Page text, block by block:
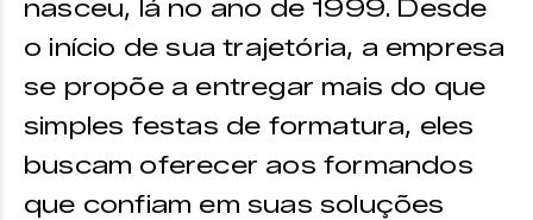
nasceu, lá no ano de 1999. Desde
o início de sua trajetória, a empresa
se propõe a entregar mais do que
simples festas de formatura, eles
buscam oferecer aos formandos
que confiam em suas soluções